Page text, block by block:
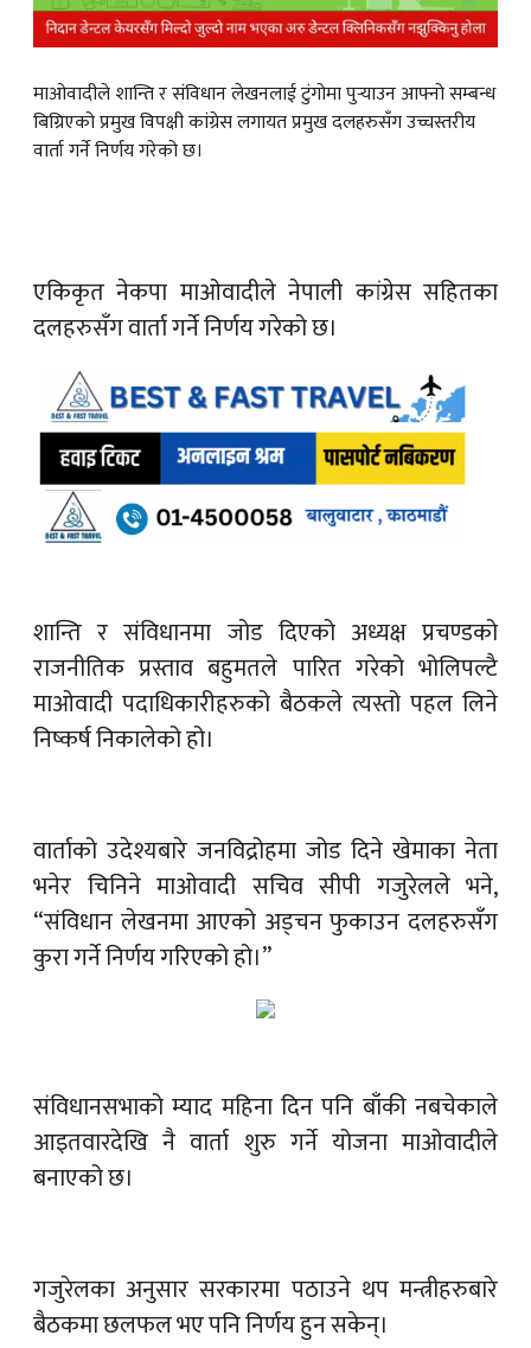
माओवादीले शान्ति र संविधान लेखनलाई टुंगोमा पुर्‍याउन आफ्नो सम्बन्ध
बिग्रिएको प्रमुख विपक्षी कांग्रेस लगायत प्रमुख दलहरुसँग उच्चस्तरीय
वार्ता गर्ने निर्णय गरेको छ।
एकिकृत नेकपा माओवादीले नेपाली कांग्रेस सहितका
दलहरुसँग वार्ता गर्ने निर्णय गरेको छ।
शान्ति र संविधानमा जोड दिएको अध्यक्ष प्रचण्डको
राजनीतिक प्रस्ताव बहुमतले पारित गरेको भोलिपल्टै
माओवादी पदाधिकारीहरुको बैठकले त्यस्तो पहल लिने
निष्कर्ष निकालेको हो।
वार्ताको उदेश्यबारे जनविद्रोहमा जोड दिने खेमाका नेता
भनेर चिनिने माओवादी सचिव सीपी गजुरेलले भने,
“संविधान लेखनमा आएको अड्चन फुकाउन दलहरुसँग
कुरा गर्ने निर्णय गरिएको हो।”
संविधानसभाको म्याद महिना दिन पनि बाँकी नबचेकाले
आइतवारदेखि नै वार्ता शुरु गर्ने योजना माओवादीले
बनाएको छ।
गजुरेलका अनुसार सरकारमा पठाउने थप मन्त्रीहरुबारे
बैठकमा छलफल भए पनि निर्णय हुन सकेन्।